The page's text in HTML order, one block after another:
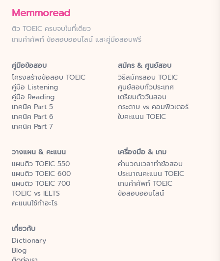
Memmoread
ติว TOEIC ครบจบในที่เดียว
เกมคำศัพท์ ข้อสอบออนไลน์ และคู่มือสอบฟรี
คู่มือข้อสอบ
โครงสร้างข้อสอบ TOEIC
คู่มือ Listening
คู่มือ Reading
เทคนิค Part 5
เทคนิค Part 6
เทคนิค Part 7
สมัคร & ศูนย์สอบ
วิธีสมัครสอบ TOEIC
ศูนย์สอบทั่วประเทศ
เตรียมตัววันสอบ
กระดาษ vs คอมพิวเตอร์
ใบคะแนน TOEIC
วางแผน & คะแนน
แผนติว TOEIC 550
แผนติว TOEIC 600
แผนติว TOEIC 700
TOEIC vs IELTS
คะแนนใช้ทำอะไร
เครื่องมือ & เกม
คำนวณเวลาทำข้อสอบ
ประมาณคะแนน TOEIC
เกมคำศัพท์ TOEIC
ข้อสอบออนไลน์
เกี่ยวกับ
Dictionary
Blog